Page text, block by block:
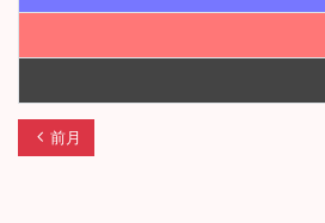
chevron_left 前月